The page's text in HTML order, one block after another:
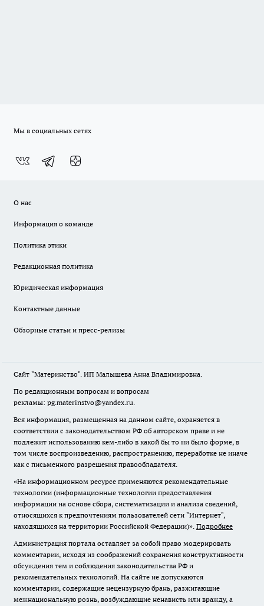
Мы в социальных сетях
О нас
Информация о команде
Политика этики
Редакционная политика
Юридическая информация
Контактные данные
Обзорные статьи и пресс-релизы
Сайт "Материнство". ИП Малышева Анна Владимировна.
По редакционным вопросам и вопросам
рекламы: pg.materinstvo@yandex.ru.
Вся информация, размещенная на данном сайте, охраняется в
соответствии с законодательством РФ об авторском праве и не
подлежит использованию кем-либо в какой бы то ни было форме, в
том числе воспроизведению, распространению, переработке не иначе
как с письменного разрешения правообладателя.
«На информационном ресурсе применяются рекомендательные
технологии (информационные технологии предоставления
информации на основе сбора, систематизации и анализа сведений,
относящихся к предпочтениям пользователей сети "Интернет",
находящихся на территории Российской Федерации)». Подробнее
Администрация портала оставляет за собой право модерировать
комментарии, исходя из соображений сохранения конструктивности
обсуждения тем и соблюдения законодательства РФ и
рекомендательных технологий. На сайте не допускаются
комментарии, содержащие нецензурную брань, разжигающие
межнациональную рознь, возбуждающие ненависть или вражду, а